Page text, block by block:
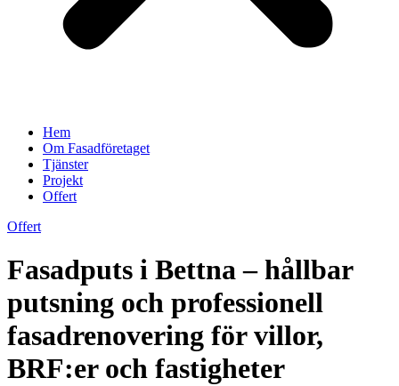
Hem
Om Fasadföretaget
Tjänster
Projekt
Offert
Offert
Fasadputs i Bettna – hållbar
putsning och professionell
fasadrenovering för villor,
BRF:er och fastigheter